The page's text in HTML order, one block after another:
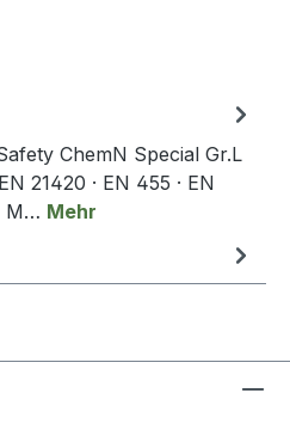
ChemN Special Gr.L
21420 · EN 455 · EN
M… Mehr